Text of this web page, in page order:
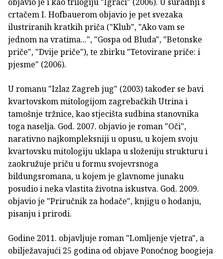
crtačem I. Hofbauerom objavio je pet svezaka
ilustriranih kratkih priča ("Klub", "Ako vam se
jednom na vratima...", "Gospa od Bluda", "Betonske
priče", "Dvije priče"), te zbirku "Tetovirane priče: i
pjesme" (2006).
U romanu "Izlaz Zagreb jug" (2003) također se bavi
kvartovskom mitologijom zagrebačkih Utrina i
tamošnje tržnice, kao stjecišta sudbina stanovnika
toga naselja. God. 2007. objavio je roman "Oči",
narativno najkompleksniji u opusu, u kojem svoju
kvartovsku mitologiju uklapa u složeniju strukturu i
zaokružuje priču u formu svojevrsnoga
bildungsromana, u kojem je glavnome junaku
posudio i neka vlastita životna iskustva. God. 2009.
objavio je "Priručnik za hodače", knjigu o hodanju,
pisanju i prirodi.
Godine 2011. objavljuje roman "Lomljenje vjetra", a
obilježavajući 25 godina od objave Ponoćnog boogieja